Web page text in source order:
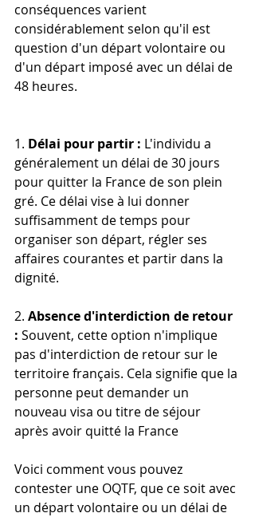
conséquences varient
considérablement selon qu'il est
question d'un départ volontaire ou
d'un départ imposé avec un délai de
48 heures.
1. Délai pour partir : L'individu a
généralement un délai de 30 jours
pour quitter la France de son plein
gré. Ce délai vise à lui donner
suffisamment de temps pour
organiser son départ, régler ses
affaires courantes et partir dans la
dignité.
2. Absence d'interdiction de retour
: Souvent, cette option n'implique
pas d'interdiction de retour sur le
territoire français. Cela signifie que la
personne peut demander un
nouveau visa ou titre de séjour
après avoir quitté la France
Voici comment vous pouvez
contester une OQTF, que ce soit avec
un départ volontaire ou un délai de